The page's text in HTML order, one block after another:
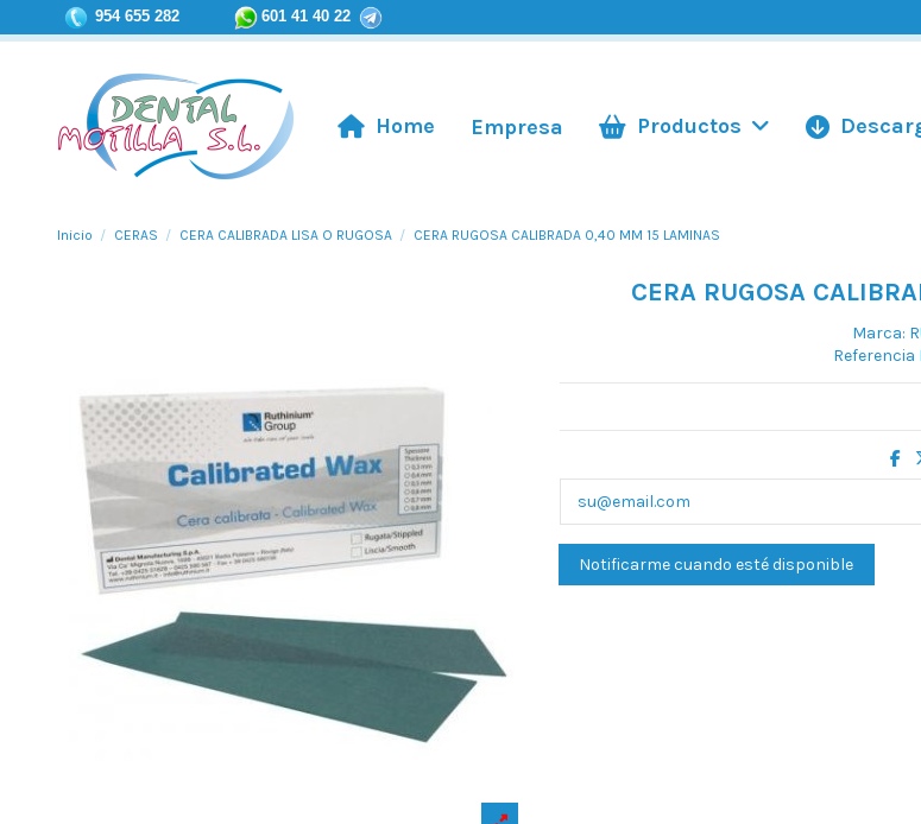
954 655 282 601 41 40 22
Home Empresa Productos
Inicio CERAS CERA CALIBRADA LISA O RUGOSA CERA RUGOSA CALIBRADA 0,40 MM 15 LAMINAS
CERA RUGOSA
Marca:
Referencia